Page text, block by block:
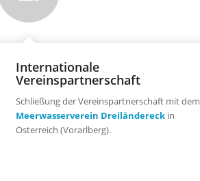
Internationale
Vereinspartnerschaft
Schließung der Vereinspartnerschaft mit dem
Meerwasserverein Dreiländereck in
Österreich (Vorarlberg).